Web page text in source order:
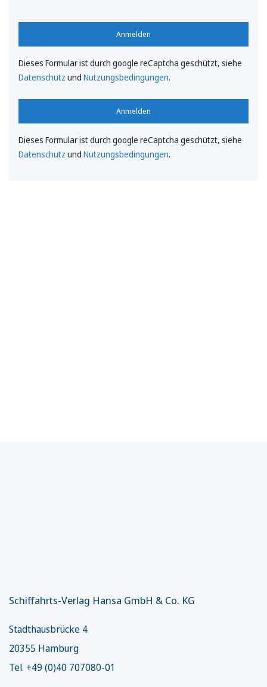
Anmelden
Dieses Formular ist durch google reCaptcha geschützt, siehe
Datenschutz und Nutzungsbedingungen.
Anmelden
Dieses Formular ist durch google reCaptcha geschützt, siehe
Datenschutz und Nutzungsbedingungen.
Schiffahrts-Verlag Hansa GmbH & Co. KG
Stadthausbrücke 4
20355 Hamburg
Tel. +49 (0)40 707080-01